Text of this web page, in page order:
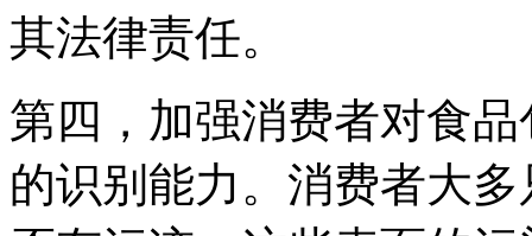
其法律责任。
第四，加强消费者对食
的识别能力。消费者大